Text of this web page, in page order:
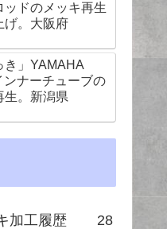
ッドのメッキ再生
げ。大阪府
き」YAMAHA
ンナーチューブの
生。新潟県
加工履歴 28